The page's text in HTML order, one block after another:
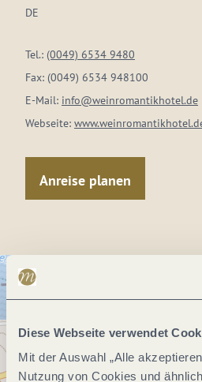
Diese Webseite verwendet
Mit der Auswahl „Alle
Nutzung von Cookies und
DE
Tel.: (0049) 6534 9480
Fax: (0049) 6534 948100
E-Mail: info@weinromantikhotel.de
Webseite:
Anreise planen